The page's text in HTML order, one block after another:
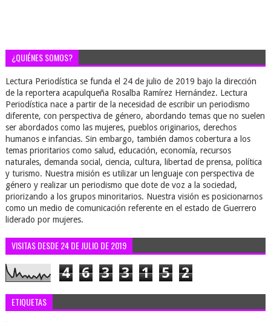
¿QUIÉNES SOMOS?
Lectura Periodística se funda el 24 de julio de 2019 bajo la dirección
de la reportera acapulqueña Rosalba Ramírez Hernández. Lectura
Periodística nace a partir de la necesidad de escribir un periodismo
diferente, con perspectiva de género, abordando temas que no suelen
ser abordados como las mujeres, pueblos originarios, derechos
humanos e infancias. Sin embargo, también damos cobertura a los
temas prioritarios como salud, educación, economía, recursos
naturales, demanda social, ciencia, cultura, libertad de prensa, política
y turismo. Nuestra misión es utilizar un lenguaje con perspectiva de
género y realizar un periodismo que dote de voz a la sociedad,
priorizando a los grupos minoritarios. Nuestra visión es posicionarnos
como un medio de comunicación referente en el estado de Guerrero
liderado por mujeres.
VISITAS DESDE 24 DE JULIO DE 2019
4 6 3 3 1 5 2
ETIQUETAS